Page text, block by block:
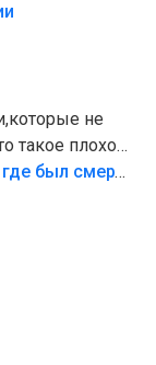
не
такое плохо!
же
«Попал на пику»: СК показал место, где был смертельно травмирован ребенок в Тольятти